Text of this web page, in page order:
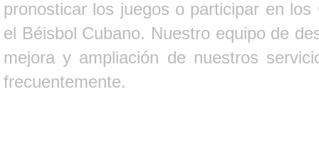
pronosticar los juegos o participar en
el Béisbol Cubano. Nuestro equipo de
mejora y ampliación de nuestros
frecuentemente.